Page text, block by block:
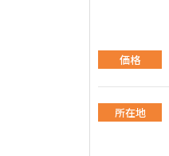
価格
所在地